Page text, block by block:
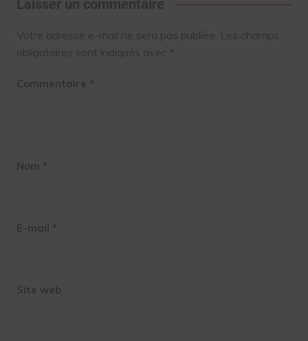
Laisser un commentaire
Votre adresse e-mail ne sera pas publiée. Les champs
obligatoires sont indiqués avec *
Commentaire *
Nom *
E-mail *
Site web